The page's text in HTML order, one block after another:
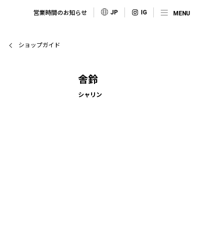
営業時間のお知らせ JP
ショップガイド
舎鈴
シャリン